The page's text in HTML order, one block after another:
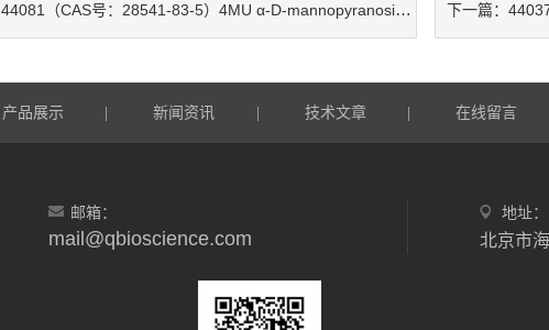
44081（CAS号：28541-83-5）4MU α-D-mannopyranoside 4MU（4- 下一篇：
产品展示 新闻资讯 技术文章 在线留言
邮箱：
mail@qbioscience.com
地址：
北京市